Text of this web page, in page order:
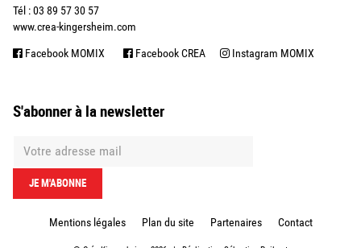
Tél : 03 89 57 30 57
www.crea-kingersheim.com
Facebook MOMIX Facebook CREA Instagram MOMIX
S'abonner à la newsletter
Mentions légales Plan du site Partenaires Contact